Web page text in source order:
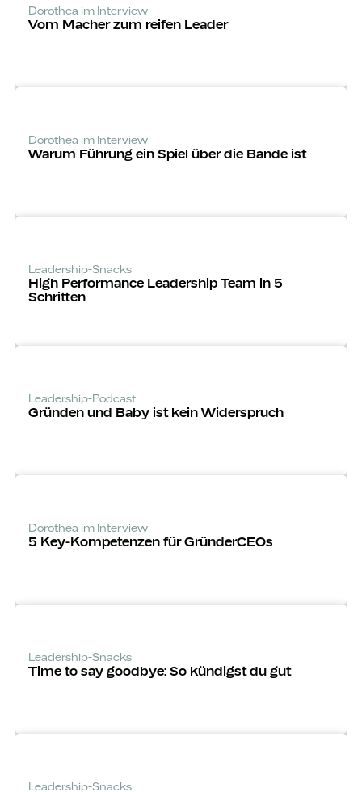
Dorothea im Interview
Vom Macher zum reifen Leader
Dorothea im Interview
Warum Führung ein Spiel über die Bande ist
Leadership-Snacks
High Performance Leadership Team in 5
Schritten
Leadership-Podcast
Gründen und Baby ist kein Widerspruch
Dorothea im Interview
5 Key-Kompeten­zen für GründerCEOs
Leadership-Snacks
Time to say goodbye: So kündigst du gut
Leadership-Snacks